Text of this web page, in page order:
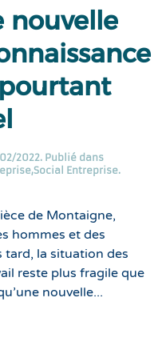
nouvelle
2022. Publié dans
,Social Entreprise.
de Montaigne,
hommes et des
tard, la situation des
reste plus fragile que
nouvelle...